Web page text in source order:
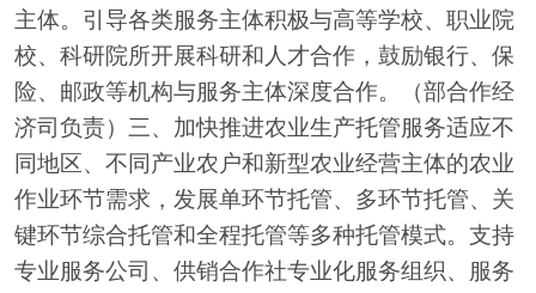
主体。引导各类服务主体积极与高等学校、职业院
校、科研院所开展科研和人才合作，鼓励银行、保
险、邮政等机构与服务主体深度合作。（部合作经
济司负责）三、加快推进农业生产托管服务适应不
同地区、不同产业农户和新型农业经营主体的农业
作业环节需求，发展单环节托管、多环节托管、关
键环节综合托管和全程托管等多种托管模式。支持
专业服务公司、供销合作社专业化服务组织、服务